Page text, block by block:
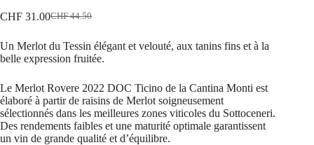
CHF44.50
Le
initial
était :
CHF 31.00Le
actuel
est :
Un Merlot du Tessin élégant et velouté, aux tanins fins et à la
belle expression fruitée.
Le Merlot Rovere 2022 DOC Ticino de la Cantina Monti est
élaboré à partir de raisins de Merlot soigneusement
sélectionnés dans les meilleures zones viticoles du Sottoceneri.
Des rendements faibles et une maturité optimale garantissent
un vin de grande qualité et d’équilibre.